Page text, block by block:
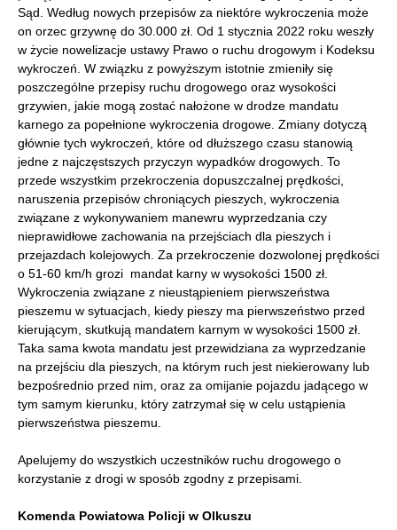
Sąd. Według nowych przepisów za niektóre wykroczenia może
on orzec grzywnę do 30.000 zł. Od 1 stycznia 2022 roku weszły
w życie nowelizacje ustawy Prawo o ruchu drogowym i Kodeksu
wykroczeń. W związku z powyższym istotnie zmieniły się
poszczególne przepisy ruchu drogowego oraz wysokości
grzywien, jakie mogą zostać nałożone w drodze mandatu
karnego za popełnione wykroczenia drogowe. Zmiany dotyczą
głównie tych wykroczeń, które od dłuższego czasu stanowią
jedne z najczęstszych przyczyn wypadków drogowych. To
przede wszystkim przekroczenia dopuszczalnej prędkości,
naruszenia przepisów chroniących pieszych, wykroczenia
związane z wykonywaniem manewru wyprzedzania czy
nieprawidłowe zachowania na przejściach dla pieszych i
przejazdach kolejowych. Za przekroczenie dozwolonej prędkości
o 51-60 km/h grozi mandat karny w wysokości 1500 zł.
Wykroczenia związane z nieustąpieniem pierwszeństwa
pieszemu w sytuacjach, kiedy pieszy ma pierwszeństwo przed
kierującym, skutkują mandatem karnym w wysokości 1500 zł.
Taka sama kwota mandatu jest przewidziana za wyprzedzanie
na przejściu dla pieszych, na którym ruch jest niekierowany lub
bezpośrednio przed nim, oraz za omijanie pojazdu jadącego w
tym samym kierunku, który zatrzymał się w celu ustąpienia
pierwszeństwa pieszemu.
Apelujemy do wszystkich uczestników ruchu drogowego o
korzystanie z drogi w sposób zgodny z przepisami.
Komenda Powiatowa Policji w Olkuszu